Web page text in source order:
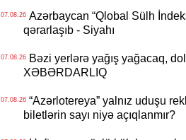
07.08.26Azərbaycan “Qlobal Sülh
qərarlaşıb - Siyahı
07.08.26Bəzi yerlərə yağış yağacaq,
XƏBƏRDARLIQ
07.08.26“Azərlotereya” yalnız uduşu
biletlərin sayı niyə açıqlanmır?